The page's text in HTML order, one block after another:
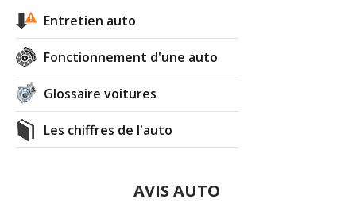
Entretien auto
Fonctionnement d'une auto
Glossaire voitures
Les chiffres de l'auto
AVIS AUTO